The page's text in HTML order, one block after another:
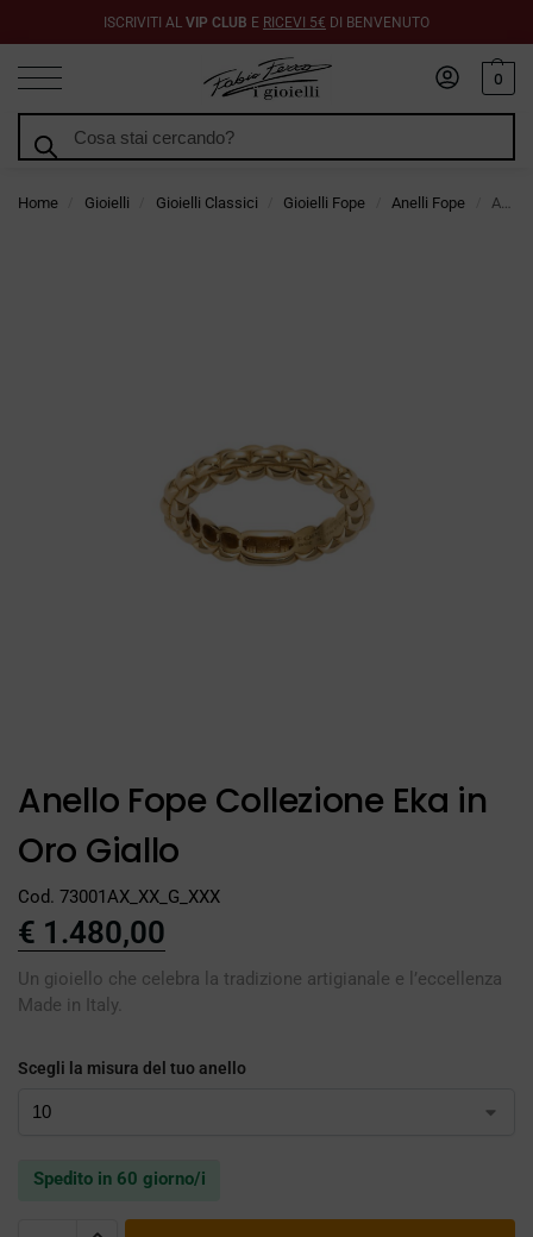
ISCRIVITI AL VIP CLUB E RICEVI 5€ DI BENVENUTO
0
Home Gioielli Gioielli Classici Gioielli Fope Anelli Fope Anello Fope Collezione Eka in Oro Giallo
Anello Fope Collezione Eka in
Oro Giallo
Cod. 73001AX_XX_G_XXX
€ 1.480,00
Un gioiello che celebra la tradizione artigianale e l’eccellenza
Made in Italy.
Scegli la misura del tuo anello
Spedito in 60 giorno/i